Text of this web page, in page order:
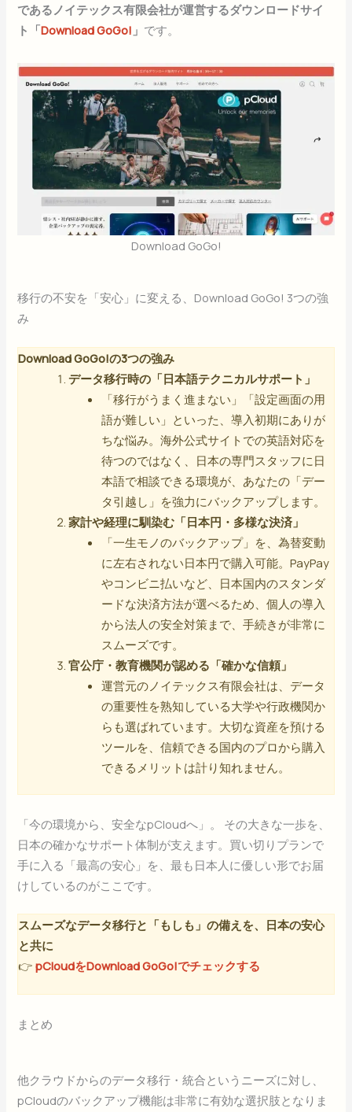
であるノイテックス有限会社が運営するダウンロードサイ
ト「Download GoGo! 」 です。
Download GoGo!
移行の不安を「安心」に変える、Download GoGo! 3つの強
み
Download GoGo!の3つの強み
データ移行時の「日本語テクニカルサポート」
「移行がうまく進まない」「設定画面の用
語が難しい」といった、導入初期にありが
ちな悩み。海外公式サイトでの英語対応を
待つのではなく、日本の専門スタッフに日
本語で相談できる環境が、あなたの「デー
タ引越し」を強力にバックアップします。
家計や経理に馴染む「日本円・多様な決済」
「一生モノのバックアップ」を、為替変動
に左右されない日本円で購入可能。PayPay
やコンビニ払いなど、日本国内のスタンダ
ードな決済方法が選べるため、個人の導入
から法人の安全対策まで、手続きが非常に
スムーズです。
官公庁・教育機関が認める「確かな信頼」
運営元のノイテックス有限会社は、データ
の重要性を熟知している大学や行政機関か
らも選ばれています。大切な資産を預ける
ツールを、信頼できる国内のプロから購入
できるメリットは計り知れません。
「今の環境から、安全なpCloudへ」。 その大きな一歩を、
日本の確かなサポート体制が支えます。買い切りプランで
手に入る「最高の安心」を、最も日本人に優しい形でお届
けしているのがここです。
スムーズなデータ移行と「もしも」の備えを、日本の安心
と共に
👉 pCloudをDownload GoGo!でチェックする
まとめ
他クラウドからのデータ移行・統合というニーズに対し、
pCloudのバックアップ機能は非常に有効な選択肢となりま